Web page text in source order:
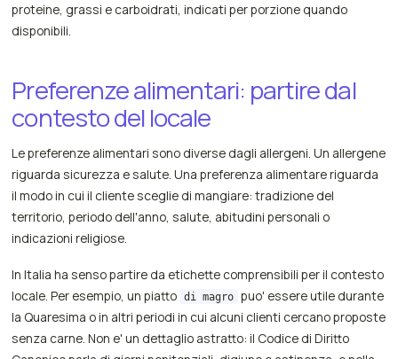
proteine, grassi e carboidrati, indicati per porzione quando
disponibili.
Preferenze alimentari: partire dal
contesto del locale
Le preferenze alimentari sono diverse dagli allergeni. Un allergene
riguarda sicurezza e salute. Una preferenza alimentare riguarda
il modo in cui il cliente sceglie di mangiare: tradizione del
territorio, periodo dell'anno, salute, abitudini personali o
indicazioni religiose.
In Italia ha senso partire da etichette comprensibili per il contesto
locale. Per esempio, un piatto di magro puo' essere utile durante
la Quaresima o in altri periodi in cui alcuni clienti cercano proposte
senza carne. Non e' un dettaglio astratto: il Codice di Diritto